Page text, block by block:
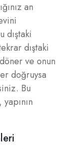
an
dıştaki
dıştaki
ve onun
doğruysa
Bu